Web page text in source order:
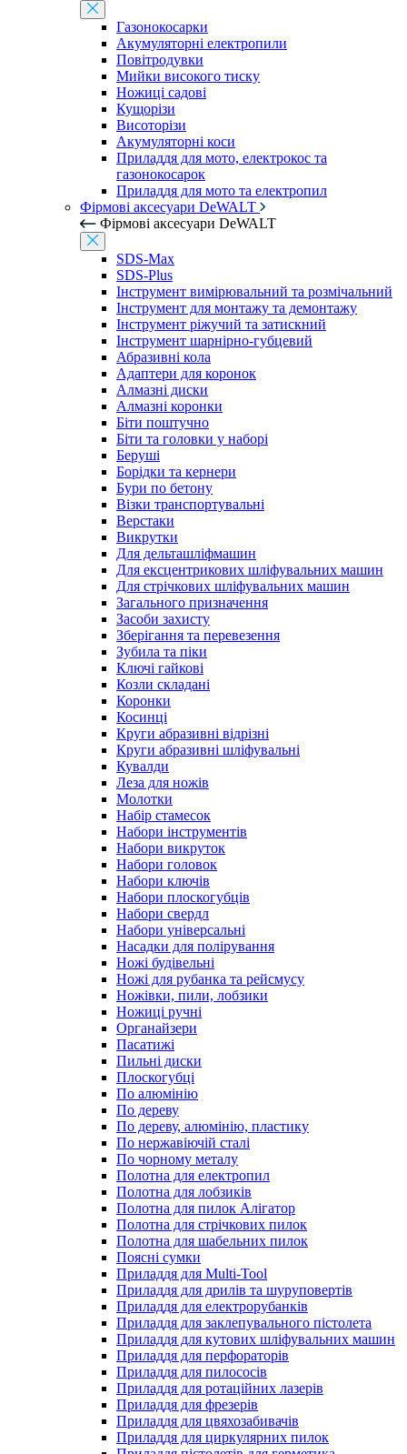
Газонокосарки
Акумуляторні електропили
Повітродувки
Мийки високого тиску
Ножиці садові
Кущорізи
Висоторізи
Акумуляторні коси
Приладдя для мото, електрокос та
газонокосарок
Приладдя для мото та електропил
Фірмові аксесуари DeWALT
Фірмові аксесуари DeWALT
SDS-Max
SDS-Plus
Інструмент вимірювальний та розмічальний
Інструмент для монтажу та демонтажу
Інструмент ріжучий та затискний
Інструмент шарнірно-губцевий
Абразивні кола
Адаптери для коронок
Алмазні диски
Алмазні коронки
Біти поштучно
Біти та головки у наборі
Беруші
Борідки та кернери
Бури по бетону
Візки транспортувальні
Верстаки
Викрутки
Для дельташліфмашин
Для ексцентрикових шліфувальних машин
Для стрічкових шліфувальних машин
Загального призначення
Засоби захисту
Зберігання та перевезення
Зубила та піки
Ключі гайкові
Козли складані
Коронки
Косинці
Круги абразивні відрізні
Круги абразивні шліфувальні
Кувалди
Леза для ножів
Молотки
Набір стамесок
Набори інструментів
Набори викруток
Набори головок
Набори ключів
Набори плоскогубців
Набори свердл
Набори універсальні
Насадки для полірування
Ножі будівельні
Ножі для рубанка та рейсмусу
Ножівки, пили, лобзики
Ножиці ручні
Органайзери
Пасатижі
Пильні диски
Плоскогубці
По алюмінію
По дереву
По дереву, алюмінію, пластику
По нержавіючій сталі
По чорному металу
Полотна для електропил
Полотна для лобзиків
Полотна для пилок Алігатор
Полотна для стрічкових пилок
Полотна для шабельних пилок
Поясні сумки
Приладдя для Multi-Tool
Приладдя для дрилів та шуруповертів
Приладдя для електрорубанків
Приладдя для заклепувального пістолета
Приладдя для кутових шліфувальних машин
Приладдя для перфораторів
Приладдя для пилососів
Приладдя для ротаційних лазерів
Приладдя для фрезерів
Приладдя для цвяхозабивачів
Приладдя для циркулярних пилок